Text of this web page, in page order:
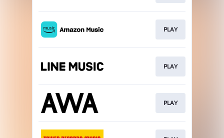
PLAY
PLAY
PLAY